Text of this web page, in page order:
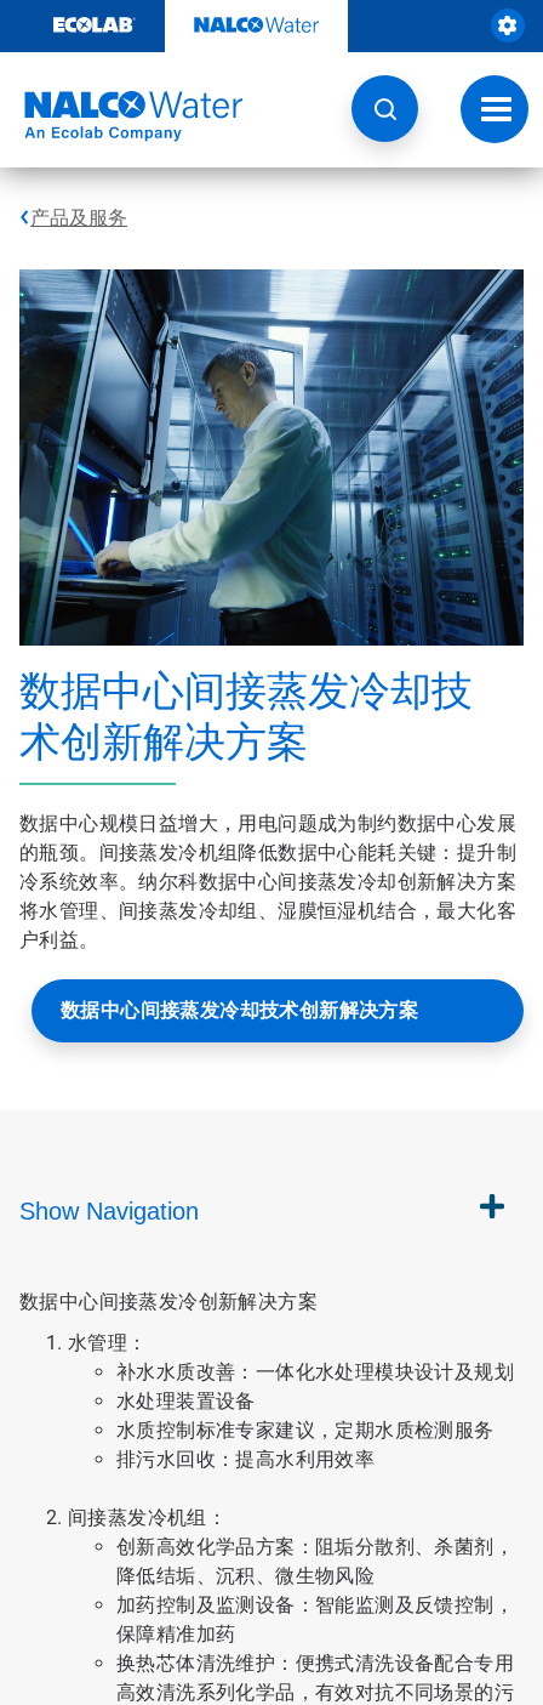
至
切
换
导
航
产品及服务
数据中心间接蒸发冷却技
术创新解决方案
数据中心规模日益增大，用电问题成为制约数据中心发展
的瓶颈。间接蒸发冷机组降低数据中心能耗关键：提升制
冷系统效率。纳尔科数据中心间接蒸发冷却创新解决方案
将水管理、间接蒸发冷却组、湿膜恒湿机结合，最大化客
户利益。
数据中心间接蒸发冷却技术创新解决方案
Show Navigation
数据中心间接蒸发冷创新解决方案
水管理：
补水水质改善：一体化水处理模块设计及规划
水处理装置设备
水质控制标准专家建议，定期水质检测服务
排污水回收：提高水利用效率
间接蒸发冷机组：
创新高效化学品方案：阻垢分散剂、杀菌剂，
降低结垢、沉积、微生物风险
加药控制及监测设备：智能监测及反馈控制，
保障精准加药
换热芯体清洗维护：便携式清洗设备配合专用
高效清洗系列化学品，有效对抗不同场景的污